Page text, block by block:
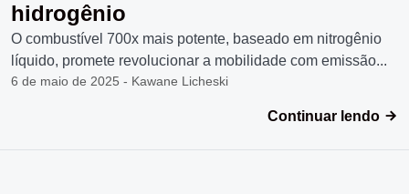
hidrogênio
O combustível 700x mais potente, baseado em nitrogênio
líquido, promete revolucionar a mobilidade com emissão...
6 de maio de 2025 - Kawane Licheski
Continuar lendo